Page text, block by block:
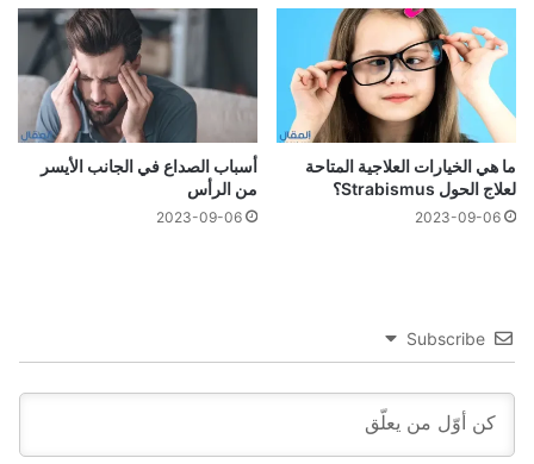
ما هي الخيارات العلاجية المتاحة
لعلاج الحول Strabismus؟
2023-09-06
أسباب الصداع في الجانب الأيسر
من الرأس
2023-09-06
Subscribe